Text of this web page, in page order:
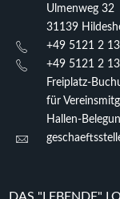
Ulmenweg 32
31139
+49 5121 2
+49 5121 2
Freiplatz-
für
Hallen-